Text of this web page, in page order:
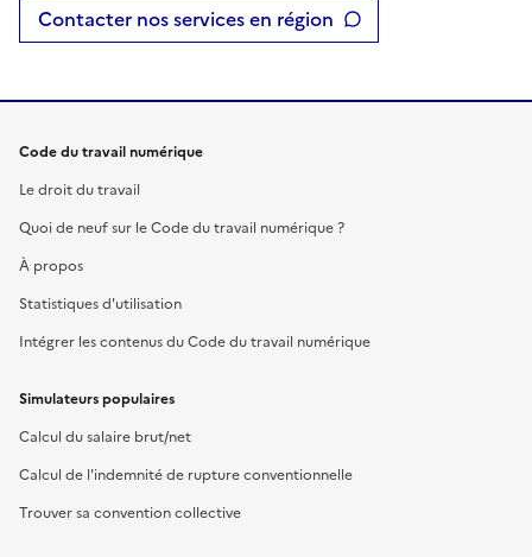
Contacter nos services en région
Code du travail numérique
Le droit du travail
Quoi de neuf sur le Code du travail numérique ?
À propos
Statistiques d'utilisation
Intégrer les contenus du Code du travail numérique
Simulateurs populaires
Calcul du salaire brut/net
Calcul de l'indemnité de rupture conventionnelle
Trouver sa convention collective